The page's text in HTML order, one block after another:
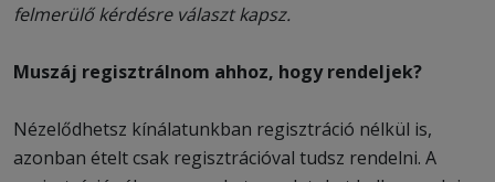
felmerülő kérdésre választ kapsz.
Muszáj regisztrálnom ahhoz, hogy rendeljek?
Nézelődhetsz kínálatunkban regisztráció nélkül is,
azonban ételt csak regisztrációval tudsz rendelni. A